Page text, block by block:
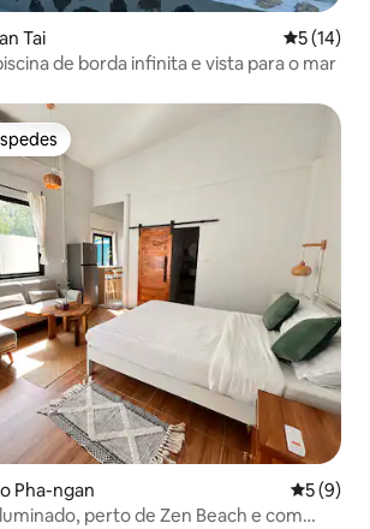
Tai 5 de uma
5 (14)
de borda infinita e vista para o mar
Pha-ngan 5 de
5 (9)
perto de Zen Beach e com